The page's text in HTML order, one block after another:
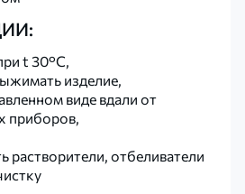
t 30°С,
изделие,
виде вдали от
приборов,
растворители, отбеливатели